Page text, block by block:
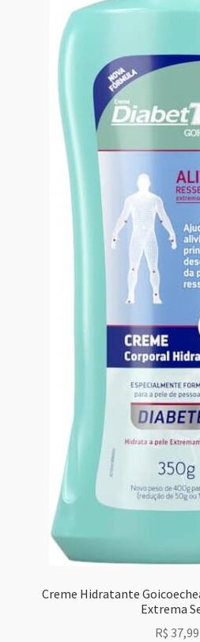
Creme Hidratante
Extrema
R$ 37,99